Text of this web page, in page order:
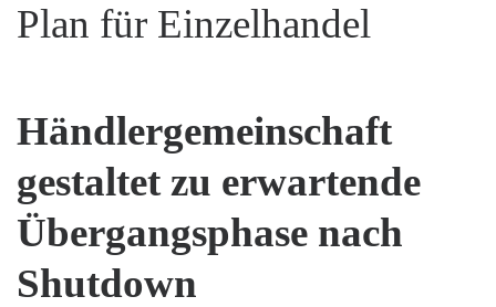
Plan für Einzelhandel
Händlergemeinschaft
gestaltet zu erwartende
Übergangsphase nach
Shutdown